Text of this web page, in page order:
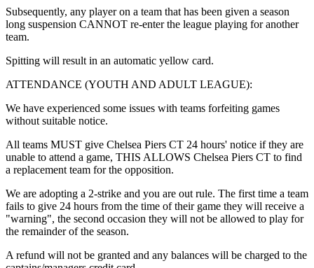
Subsequently, any player on a team that has been given a season
long suspension CANNOT re-enter the league playing for another
team.​​​​‌ ‍ ​‍​‍‌‍ ‌ ​‍‌‍‍‌‌‍‌ ‌‍‍‌‌‍ ‍​‍​‍​ ‍‍​‍​‍‌ ​ ‌‍​‌‌‍ ‍‌‍‍‌‌ ‌​‌ ‍‌​‍ ‍‌‍‍‌‌‍ ​‍​‍​‍ ​​‍​‍‌‍‍​‌ ​‍‌‍‌‌‌‍‌‍​‍​‍​ ‍‍​‍​‍‌‍‍​‌ ‌​‌ ‌​‌ ​​‌ ​ ​ ‍‍​‍ ​‍ ‌‍​ ‌‍‍​‌‍‌‌‌‍ ​‌ ​ ‌‍‌‌‌‍​‌‌ ​​‌‍‍‌‌‍‌‌‌ ​‍‌ ​ ​‍ ‍‌ ​ ‌‍​‌‌‍ ‍‌‍‍‌‌ ‌​‌ ‍‌​‍ ‍‌ ​ ‌ ‌​‌ ‌‌‌‍‌​‌‍‍‌‌‍ ​‍ ‌‍‍‌‌‍ ‍‌ ‌​‌‍‌‌‌‍ ‍‌ ‌​​‍ ‌‍‌‌‌‍‌​‌‍‍‌‌ ‌​​‍ ‌‍ ‌‌‍ ‌‍‌​‌‍‌‌​ ‌‌ ​​‌ ​‍‌‍‌‌‌ ​ ‌‍‌‌‌‍ ‍‌ ‌​‌‍​‌‌ ‌​‌‍‍‌‌‍ ‌‍ ‍​ ‍ ‌‍‍‌‌‍‌​​ ‌‌‍​‍​ ‌‌​ ‍​​ ‍‌​ ​‌​ ‍​‌‍‌‍​ ‍​​‍ ‌‌‍​‌‌‍​ ​ ‍​​ ‌​​‍ ‌​ ‌​​ ‌ ‌‍​‍​ ​‌​‍ ‌​ ‍​​ ​​​ ‌‌‌‍‌​​‍ ‌​ ​​​ ‌ ​ ​‌‌‍‌‍​ ​‌​ ‌‌​ ‍​​ ‍‌​ ‍​​ ‌‌​ ‌‌​ ​​​ ‍ ‌ ‌​‌ ‍‌‌ ​​‌‍‌‌​ ‌‌‍‌‍‌‍​‌‌ ​‌​ ‍ ‌ ​​‌‍​‌‌ ‌​‌‍‍​​ ‌‌ ​‍‌‍‍‌‌‍​ ‌‍‍​‌‌‌​‌‍‌‌‌ ‍​‌ ‌​​‍‌‌​ ‌‌‌​​‍‌‌ ‌‍‍ ‌‍‌‌‌ ‍‌​‍‌‌​ ​ ‌​‌​​‍‌‌​ ​ ‌​‌​​‍‌‌​ ​‍​ ​‍​ ‌ ​ ​‍​ ​ ‌‍​‌​ ‌‌​ ​​‌‍‌​‌‍‌​‌‍‌‌‌‍‌‌​ ​ ‌‍‌​​‍‌‌​ ​‍​ ​‍​‍‌‌​ ‌‌‌​‌​​‍ ‍‌‍​ ‌‍‍​‌‍‍‌‌‍ ​‌‍‌​‌ ​‍‌‍‌‌‌‍ ‍​‍‌‌​ ‌‌‌​​‍‌‌ ‌‍‍ ‌‍‌‌‌ ‍‌​‍‌‌​ ​ ‌​‌​​‍‌‌​ ​ ‌​‌​​‍‌‌​ ​‍​ ​‍‌‍​ ​ ‌ ​ ‍‌​ ‌‍‌‍​ ​ ​ ​ ‌ ​ ‌‍​ ‍‌​ ‌​‌‍​ ‌‍‌​​‍‌‌​ ​‍​ ​‍​‍‌‌​ ‌‌‌​‌​​‍ ‍‌ ‌​‌‍‌‌‌ ‍​‌ ‌​​ ‌‍​‍‌‍​‌‌ ​ ‌‍‌‌‌‌‌‌‌ ​‍‌‍ ​​ ‌‌‍‍​‌ ‌​‌ ‌​‌ ​​‌ ​ ​‍‌‌​ ​ ‌​​‌​‍‌‌​ ​‍‌​‌‍​‍‌‌​ ​‍‌​‌‍‌‍​ ‌‍‍​‌‍‌‌‌‍ ​‌ ​ ‌‍‌‌‌‍​‌‌ ​​‌‍‍‌‌‍‌‌‌ ​‍‌ ​ ​‍ ‍‌ ​ ‌‍​‌‌‍ ‍‌‍‍‌‌ ‌​‌ ‍‌​‍ ‍‌ ​ ‌ ‌​‌ ‌‌‌‍‌​‌‍‍‌‌‍ ​‍‌‍‌‍‍‌‌‍‌​​ ‌‌‍​‍​ ‌‌​ ‍​​ ‍‌​ ​‌​ ‍​‌‍‌‍​ ‍​​‍ ‌‌‍​‌‌‍​ ​ ‍​​ ‌​​‍ ‌​ ‌​​ ‌ ‌‍​‍​ ​‌​‍ ‌​ ‍​​ ​​​ ‌‌‌‍‌​​‍ ‌​ ​​​ ‌ ​ ​‌‌‍‌‍​ ​‌​ ‌‌​ ‍​​ ‍‌​ ‍​​ ‌‌​ ‌‌​ ​​​‍‌‍‌ ‌​‌ ‍‌‌ ​​‌‍‌‌​ ‌‌‍‌‍‌‍​‌‌ ​‌​‍‌‍‌ ​​‌‍​‌‌ ‌​‌‍‍​​ ‌‌ ​‍‌‍‍‌‌‍​ ‌‍‍​‌‌‌​‌‍‌‌‌ ‍​‌ ‌​​‍‌‌​ ‌‌‌​​‍‌‌ ‌‍‍ ‌‍‌‌‌ ‍‌​‍‌‌​ ​ ‌​‌​​‍‌‌​ ​ ‌​‌​​‍‌‌​ ​‍​ ​‍​ ‌ ​ ​‍​ ​ ‌‍​‌​ ‌‌​ ​​‌‍‌​‌‍‌​‌‍‌‌‌‍‌‌​ ​ ‌‍‌​​‍‌‌​ ​‍​ ​‍​‍‌‌​ ‌‌‌​‌​​‍ ‍‌‍​ ‌‍‍​‌‍‍‌‌‍ ​‌‍‌​‌ ​‍‌‍‌‌‌‍ ‍​‍‌‌​ ‌‌‌​​‍‌‌ ‌‍‍ ‌‍‌‌‌ ‍‌​‍‌‌​ ​ ‌​‌​​‍‌‌​ ​ ‌​‌​​‍‌‌​ ​‍​ ​‍‌‍​ ​ ‌ ​ ‍‌​ ‌‍‌‍​ ​ ​ ​ ‌ ​ ‌‍​ ‍‌​ ‌​‌‍​ ‌‍‌​​‍‌‌​ ​‍​ ​‍​‍‌‌​ ‌‌‌​‌​​‍ ‍‌ ‌​‌‍‌‌‌ ‍​‌ ‌​​‍‌‍‌ ​​‌‍‌‌‌ ​‍‌ ​ ‌ ​​‌‍‌‌‌‍​ ‌ ‌​‌‍‍‌‌ ‌‍‌‍‌‌​ ‌‌ ​​‌ ‌‌‌‍​‍‌‍ ​‌‍‍‌‌ ​ ‌‍‍​‌‍‌‌‌‍‌​​‍​‍‌ ‌
Spitting will result in an automatic yellow card.​​​​‌ ‍ ​‍​‍‌‍ ‌ ​‍‌‍‍‌‌‍‌ ‌‍‍‌‌‍ ‍​‍​‍​ ‍‍​‍​‍‌ ​ ‌‍​‌‌‍ ‍‌‍‍‌‌ ‌​‌ ‍‌​‍ ‍‌‍‍‌‌‍ ​‍​‍​‍ ​​‍​‍‌‍‍​‌ ​‍‌‍‌‌‌‍‌‍​‍​‍​ ‍‍​‍​‍‌‍‍​‌ ‌​‌ ‌​‌ ​​‌ ​ ​ ‍‍​‍ ​‍ ‌‍​ ‌‍‍​‌‍‌‌‌‍ ​‌ ​ ‌‍‌‌‌‍​‌‌ ​​‌‍‍‌‌‍‌‌‌ ​‍‌ ​ ​‍ ‍‌ ​ ‌‍​‌‌‍ ‍‌‍‍‌‌ ‌​‌ ‍‌​‍ ‍‌ ​ ‌ ‌​‌ ‌‌‌‍‌​‌‍‍‌‌‍ ​‍ ‌‍‍‌‌‍ ‍‌ ‌​‌‍‌‌‌‍ ‍‌ ‌​​‍ ‌‍‌‌‌‍‌​‌‍‍‌‌ ‌​​‍ ‌‍ ‌‌‍ ‌‍‌​‌‍‌‌​ ‌‌ ​​‌ ​‍‌‍‌‌‌ ​ ‌‍‌‌‌‍ ‍‌ ‌​‌‍​‌‌ ‌​‌‍‍‌‌‍ ‌‍ ‍​ ‍ ‌‍‍‌‌‍‌​​ ‌‌‍​‍​ ‌‌​ ‍​​ ‍‌​ ​‌​ ‍​‌‍‌‍​ ‍​​‍ ‌‌‍​‌‌‍​ ​ ‍​​ ‌​​‍ ‌​ ‌​​ ‌ ‌‍​‍​ ​‌​‍ ‌​ ‍​​ ​​​ ‌‌‌‍‌​​‍ ‌​ ​​​ ‌ ​ ​‌‌‍‌‍​ ​‌​ ‌‌​ ‍​​ ‍‌​ ‍​​ ‌‌​ ‌‌​ ​​​ ‍ ‌ ‌​‌ ‍‌‌ ​​‌‍‌‌​ ‌‌‍‌‍‌‍​‌‌ ​‌​ ‍ ‌ ​​‌‍​‌‌ ‌​‌‍‍​​ ‌‌ ​‍‌‍‍‌‌‍​ ‌‍‍​‌‌‌​‌‍‌‌‌ ‍​‌ ‌​​‍‌‌​ ‌‌‌​​‍‌‌ ‌‍‍ ‌‍‌‌‌ ‍‌​‍‌‌​ ​ ‌​‌​​‍‌‌​ ​ ‌​‌​​‍‌‌​ ​‍​ ​‍​ ‌‌​ ​​‌‍‌‌​ ​ ‌‍‌​​ ‌​​ ​​‌‍‌‌‌‍​ ‌‍​‌​ ​ ​ ​‍​‍‌‌​ ​‍​ ​‍​‍‌‌​ ‌‌‌​‌​​‍ ‍‌‍​ ‌‍‍​‌‍‍‌‌‍ ​‌‍‌​‌ ​‍‌‍‌‌‌‍ ‍​‍‌‌​ ‌‌‌​​‍‌‌ ‌‍‍ ‌‍‌‌‌ ‍‌​‍‌‌​ ​ ‌​‌​​‍‌‌​ ​ ‌​‌​​‍‌‌​ ​‍​ ​‍‌‍‌‍​ ‍‌‌‍​‌​ ‌ ​ ‍‌​ ‌ ‌‍‌‌‌‍‌​​ ‌‌‌‍​‍‌‍​‍​ ​​​‍‌‌​ ​‍​ ​‍​‍‌‌​ ‌‌‌​‌​​‍ ‍‌ ‌​‌‍‌‌‌ ‍​‌ ‌​​ ‌‍​‍‌‍​‌‌ ​ ‌‍‌‌‌‌‌‌‌ ​‍‌‍ ​​ ‌‌‍‍​‌ ‌​‌ ‌​‌ ​​‌ ​ ​‍‌‌​ ​ ‌​​‌​‍‌‌​ ​‍‌​‌‍​‍‌‌​ ​‍‌​‌‍‌‍​ ‌‍‍​‌‍‌‌‌‍ ​‌ ​ ‌‍‌‌‌‍​‌‌ ​​‌‍‍‌‌‍‌‌‌ ​‍‌ ​ ​‍ ‍‌ ​ ‌‍​‌‌‍ ‍‌‍‍‌‌ ‌​‌ ‍‌​‍ ‍‌ ​ ‌ ‌​‌ ‌‌‌‍‌​‌‍‍‌‌‍ ​‍‌‍‌‍‍‌‌‍‌​​ ‌‌‍​‍​ ‌‌​ ‍​​ ‍‌​ ​‌​ ‍​‌‍‌‍​ ‍​​‍ ‌‌‍​‌‌‍​ ​ ‍​​ ‌​​‍ ‌​ ‌​​ ‌ ‌‍​‍​ ​‌​‍ ‌​ ‍​​ ​​​ ‌‌‌‍‌​​‍ ‌​ ​​​ ‌ ​ ​‌‌‍‌‍​ ​‌​ ‌‌​ ‍​​ ‍‌​ ‍​​ ‌‌​ ‌‌​ ​​​‍‌‍‌ ‌​‌ ‍‌‌ ​​‌‍‌‌​ ‌‌‍‌‍‌‍​‌‌ ​‌​‍‌‍‌ ​​‌‍​‌‌ ‌​‌‍‍​​ ‌‌ ​‍‌‍‍‌‌‍​ ‌‍‍​‌‌‌​‌‍‌‌‌ ‍​‌ ‌​​‍‌‌​ ‌‌‌​​‍‌‌ ‌‍‍ ‌‍‌‌‌ ‍‌​‍‌‌​ ​ ‌​‌​​‍‌‌​ ​ ‌​‌​​‍‌‌​ ​‍​ ​‍​ ‌‌​ ​​‌‍‌‌​ ​ ‌‍‌​​ ‌​​ ​​‌‍‌‌‌‍​ ‌‍​‌​ ​ ​ ​‍​‍‌‌​ ​‍​ ​‍​‍‌‌​ ‌‌‌​‌​​‍ ‍‌‍​ ‌‍‍​‌‍‍‌‌‍ ​‌‍‌​‌ ​‍‌‍‌‌‌‍ ‍​‍‌‌​ ‌‌‌​​‍‌‌ ‌‍‍ ‌‍‌‌‌ ‍‌​‍‌‌​ ​ ‌​‌​​‍‌‌​ ​ ‌​‌​​‍‌‌​ ​‍​ ​‍‌‍‌‍​ ‍‌‌‍​‌​ ‌ ​ ‍‌​ ‌ ‌‍‌‌‌‍‌​​ ‌‌‌‍​‍‌‍​‍​ ​​​‍‌‌​ ​‍​ ​‍​‍‌‌​ ‌‌‌​‌​​‍ ‍‌ ‌​‌‍‌‌‌ ‍​‌ ‌​​‍‌‍‌ ​​‌‍‌‌‌ ​‍‌ ​ ‌ ​​‌‍‌‌‌‍​ ‌ ‌​‌‍‍‌‌ ‌‍‌‍‌‌​ ‌‌ ​​‌ ‌‌‌‍​‍‌‍ ​‌‍‍‌‌ ​ ‌‍‍​‌‍‌‌‌‍‌​​‍​‍‌ ‌
ATTENDANCE (YOUTH AND ADULT LEAGUE):​​​​‌ ‍ ​‍​‍‌‍ ‌ ​‍‌‍‍‌‌‍‌ ‌‍‍‌‌‍ ‍​‍​‍​ ‍‍​‍​‍‌ ​ ‌‍​‌‌‍ ‍‌‍‍‌‌ ‌​‌ ‍‌​‍ ‍‌‍‍‌‌‍ ​‍​‍​‍ ​​‍​‍‌‍‍​‌ ​‍‌‍‌‌‌‍‌‍​‍​‍​ ‍‍​‍​‍‌‍‍​‌ ‌​‌ ‌​‌ ​​‌ ​ ​ ‍‍​‍ ​‍ ‌‍​ ‌‍‍​‌‍‌‌‌‍ ​‌ ​ ‌‍‌‌‌‍​‌‌ ​​‌‍‍‌‌‍‌‌‌ ​‍‌ ​ ​‍ ‍‌ ​ ‌‍​‌‌‍ ‍‌‍‍‌‌ ‌​‌ ‍‌​‍ ‍‌ ​ ‌ ‌​‌ ‌‌‌‍‌​‌‍‍‌‌‍ ​‍ ‌‍‍‌‌‍ ‍‌ ‌​‌‍‌‌‌‍ ‍‌ ‌​​‍ ‌‍‌‌‌‍‌​‌‍‍‌‌ ‌​​‍ ‌‍ ‌‌‍ ‌‍‌​‌‍‌‌​ ‌‌ ​​‌ ​‍‌‍‌‌‌ ​ ‌‍‌‌‌‍ ‍‌ ‌​‌‍​‌‌ ‌​‌‍‍‌‌‍ ‌‍ ‍​ ‍ ‌‍‍‌‌‍‌​​ ‌‌‍​‍​ ‌‌​ ‍​​ ‍‌​ ​‌​ ‍​‌‍‌‍​ ‍​​‍ ‌‌‍​‌‌‍​ ​ ‍​​ ‌​​‍ ‌​ ‌​​ ‌ ‌‍​‍​ ​‌​‍ ‌​ ‍​​ ​​​ ‌‌‌‍‌​​‍ ‌​ ​​​ ‌ ​ ​‌‌‍‌‍​ ​‌​ ‌‌​ ‍​​ ‍‌​ ‍​​ ‌‌​ ‌‌​ ​​​ ‍ ‌ ‌​‌ ‍‌‌ ​​‌‍‌‌​ ‌‌‍‌‍‌‍​‌‌ ​‌​ ‍ ‌ ​​‌‍​‌‌ ‌​‌‍‍​​ ‌‌ ​‍‌‍‍‌‌‍​ ‌‍‍​‌‌‌​‌‍‌‌‌ ‍​‌ ‌​​‍‌‌​ ‌‌‌​​‍‌‌ ‌‍‍ ‌‍‌‌‌ ‍‌​‍‌‌​ ​ ‌​‌​​‍‌‌​ ​ ‌​‌​​‍‌‌​ ​‍​ ​‍​ ‌‌​ ​‍​ ‍‌‌‍​‌​ ​‌​ ‌‍‌‍‌​​ ‌ ​ ​‌​ ‍‌​ ​‌‌‍‌‍​‍‌‌​ ​‍​ ​‍​‍‌‌​ ‌‌‌​‌​​‍ ‍‌‍​ ‌‍‍​‌‍‍‌‌‍ ​‌‍‌​‌ ​‍‌‍‌‌‌‍ ‍​‍‌‌​ ‌‌‌​​‍‌‌ ‌‍‍ ‌‍‌‌‌ ‍‌​‍‌‌​ ​ ‌​‌​​‍‌‌​ ​ ‌​‌​​‍‌‌​ ​‍​ ​‍​ ‌​​ ​‍​ ‌​​ ‍​‌‍​‍​ ‌‍​ ‍‌‌‍​‌​ ​‍​ ​ ‌‍​ ‌‍‌‌​‍‌‌​ ​‍​ ​‍​‍‌‌​ ‌‌‌​‌​​‍ ‍‌ ‌​‌‍‌‌‌ ‍​‌ ‌​​ ‌‍​‍‌‍​‌‌ ​ ‌‍‌‌‌‌‌‌‌ ​‍‌‍ ​​ ‌‌‍‍​‌ ‌​‌ ‌​‌ ​​‌ ​ ​‍‌‌​ ​ ‌​​‌​‍‌‌​ ​‍‌​‌‍​‍‌‌​ ​‍‌​‌‍‌‍​ ‌‍‍​‌‍‌‌‌‍ ​‌ ​ ‌‍‌‌‌‍​‌‌ ​​‌‍‍‌‌‍‌‌‌ ​‍‌ ​ ​‍ ‍‌ ​ ‌‍​‌‌‍ ‍‌‍‍‌‌ ‌​‌ ‍‌​‍ ‍‌ ​ ‌ ‌​‌ ‌‌‌‍‌​‌‍‍‌‌‍ ​‍‌‍‌‍‍‌‌‍‌​​ ‌‌‍​‍​ ‌‌​ ‍​​ ‍‌​ ​‌​ ‍​‌‍‌‍​ ‍​​‍ ‌‌‍​‌‌‍​ ​ ‍​​ ‌​​‍ ‌​ ‌​​ ‌ ‌‍​‍​ ​‌​‍ ‌​ ‍​​ ​​​ ‌‌‌‍‌​​‍ ‌​ ​​​ ‌ ​ ​‌‌‍‌‍​ ​‌​ ‌‌​ ‍​​ ‍‌​ ‍​​ ‌‌​ ‌‌​ ​​​‍‌‍‌ ‌​‌ ‍‌‌ ​​‌‍‌‌​ ‌‌‍‌‍‌‍​‌‌ ​‌​‍‌‍‌ ​​‌‍​‌‌ ‌​‌‍‍​​ ‌‌ ​‍‌‍‍‌‌‍​ ‌‍‍​‌‌‌​‌‍‌‌‌ ‍​‌ ‌​​‍‌‌​ ‌‌‌​​‍‌‌ ‌‍‍ ‌‍‌‌‌ ‍‌​‍‌‌​ ​ ‌​‌​​‍‌‌​ ​ ‌​‌​​‍‌‌​ ​‍​ ​‍​ ‌‌​ ​‍​ ‍‌‌‍​‌​ ​‌​ ‌‍‌‍‌​​ ‌ ​ ​‌​ ‍‌​ ​‌‌‍‌‍​‍‌‌​ ​‍​ ​‍​‍‌‌​ ‌‌‌​‌​​‍ ‍‌‍​ ‌‍‍​‌‍‍‌‌‍ ​‌‍‌​‌ ​‍‌‍‌‌‌‍ ‍​‍‌‌​ ‌‌‌​​‍‌‌ ‌‍‍ ‌‍‌‌‌ ‍‌​‍‌‌​ ​ ‌​‌​​‍‌‌​ ​ ‌​‌​​‍‌‌​ ​‍​ ​‍​ ‌​​ ​‍​ ‌​​ ‍​‌‍​‍​ ‌‍​ ‍‌‌‍​‌​ ​‍​ ​ ‌‍​ ‌‍‌‌​‍‌‌​ ​‍​ ​‍​‍‌‌​ ‌‌‌​‌​​‍ ‍‌ ‌​‌‍‌‌‌ ‍​‌ ‌​​‍‌‍‌ ​​‌‍‌‌‌ ​‍‌ ​ ‌ ​​‌‍‌‌‌‍​ ‌ ‌​‌‍‍‌‌ ‌‍‌‍‌‌​ ‌‌ ​​‌ ‌‌‌‍​‍‌‍ ​‌‍‍‌‌ ​ ‌‍‍​‌‍‌‌‌‍‌​​‍​‍‌ ‌
We have experienced some issues with teams forfeiting games
without suitable notice.​​​​‌ ‍ ​‍​‍‌‍ ‌ ​‍‌‍‍‌‌‍‌ ‌‍‍‌‌‍ ‍​‍​‍​ ‍‍​‍​‍‌ ​ ‌‍​‌‌‍ ‍‌‍‍‌‌ ‌​‌ ‍‌​‍ ‍‌‍‍‌‌‍ ​‍​‍​‍ ​​‍​‍‌‍‍​‌ ​‍‌‍‌‌‌‍‌‍​‍​‍​ ‍‍​‍​‍‌‍‍​‌ ‌​‌ ‌​‌ ​​‌ ​ ​ ‍‍​‍ ​‍ ‌‍​ ‌‍‍​‌‍‌‌‌‍ ​‌ ​ ‌‍‌‌‌‍​‌‌ ​​‌‍‍‌‌‍‌‌‌ ​‍‌ ​ ​‍ ‍‌ ​ ‌‍​‌‌‍ ‍‌‍‍‌‌ ‌​‌ ‍‌​‍ ‍‌ ​ ‌ ‌​‌ ‌‌‌‍‌​‌‍‍‌‌‍ ​‍ ‌‍‍‌‌‍ ‍‌ ‌​‌‍‌‌‌‍ ‍‌ ‌​​‍ ‌‍‌‌‌‍‌​‌‍‍‌‌ ‌​​‍ ‌‍ ‌‌‍ ‌‍‌​‌‍‌‌​ ‌‌ ​​‌ ​‍‌‍‌‌‌ ​ ‌‍‌‌‌‍ ‍‌ ‌​‌‍​‌‌ ‌​‌‍‍‌‌‍ ‌‍ ‍​ ‍ ‌‍‍‌‌‍‌​​ ‌‌‍​‍​ ‌‌​ ‍​​ ‍‌​ ​‌​ ‍​‌‍‌‍​ ‍​​‍ ‌‌‍​‌‌‍​ ​ ‍​​ ‌​​‍ ‌​ ‌​​ ‌ ‌‍​‍​ ​‌​‍ ‌​ ‍​​ ​​​ ‌‌‌‍‌​​‍ ‌​ ​​​ ‌ ​ ​‌‌‍‌‍​ ​‌​ ‌‌​ ‍​​ ‍‌​ ‍​​ ‌‌​ ‌‌​ ​​​ ‍ ‌ ‌​‌ ‍‌‌ ​​‌‍‌‌​ ‌‌‍‌‍‌‍​‌‌ ​‌​ ‍ ‌ ​​‌‍​‌‌ ‌​‌‍‍​​ ‌‌ ​‍‌‍‍‌‌‍​ ‌‍‍​‌‌‌​‌‍‌‌‌ ‍​‌ ‌​​‍‌‌​ ‌‌‌​​‍‌‌ ‌‍‍ ‌‍‌‌‌ ‍‌​‍‌‌​ ​ ‌​‌​​‍‌‌​ ​ ‌​‌​​‍‌‌​ ​‍​ ​‍​ ​ ​ ‌‍‌‍‌​​ ‌‌​ ​‌​ ‍​‌‍​‌​ ​‌​ ​ ‌‍​‌‌‍‌‍​ ​ ​‍‌‌​ ​‍​ ​‍​‍‌‌​ ‌‌‌​‌​​‍ ‍‌‍​ ‌‍‍​‌‍‍‌‌‍ ​‌‍‌​‌ ​‍‌‍‌‌‌‍ ‍​‍‌‌​ ‌‌‌​​‍‌‌ ‌‍‍ ‌‍‌‌‌ ‍‌​‍‌‌​ ​ ‌​‌​​‍‌‌​ ​ ‌​‌​​‍‌‌​ ​‍​ ​‍​ ‍‌‌‍‌‍‌‍‌‍​ ​ ​ ‌ ​ ‌‌​ ‌ ​ ​‍​ ‌ ​ ‌‍​ ​ ​ ​‌​‍‌‌​ ​‍​ ​‍​‍‌‌​ ‌‌‌​‌​​‍ ‍‌ ‌​‌‍‌‌‌ ‍​‌ ‌​​ ‌‍​‍‌‍​‌‌ ​ ‌‍‌‌‌‌‌‌‌ ​‍‌‍ ​​ ‌‌‍‍​‌ ‌​‌ ‌​‌ ​​‌ ​ ​‍‌‌​ ​ ‌​​‌​‍‌‌​ ​‍‌​‌‍​‍‌‌​ ​‍‌​‌‍‌‍​ ‌‍‍​‌‍‌‌‌‍ ​‌ ​ ‌‍‌‌‌‍​‌‌ ​​‌‍‍‌‌‍‌‌‌ ​‍‌ ​ ​‍ ‍‌ ​ ‌‍​‌‌‍ ‍‌‍‍‌‌ ‌​‌ ‍‌​‍ ‍‌ ​ ‌ ‌​‌ ‌‌‌‍‌​‌‍‍‌‌‍ ​‍‌‍‌‍‍‌‌‍‌​​ ‌‌‍​‍​ ‌‌​ ‍​​ ‍‌​ ​‌​ ‍​‌‍‌‍​ ‍​​‍ ‌‌‍​‌‌‍​ ​ ‍​​ ‌​​‍ ‌​ ‌​​ ‌ ‌‍​‍​ ​‌​‍ ‌​ ‍​​ ​​​ ‌‌‌‍‌​​‍ ‌​ ​​​ ‌ ​ ​‌‌‍‌‍​ ​‌​ ‌‌​ ‍​​ ‍‌​ ‍​​ ‌‌​ ‌‌​ ​​​‍‌‍‌ ‌​‌ ‍‌‌ ​​‌‍‌‌​ ‌‌‍‌‍‌‍​‌‌ ​‌​‍‌‍‌ ​​‌‍​‌‌ ‌​‌‍‍​​ ‌‌ ​‍‌‍‍‌‌‍​ ‌‍‍​‌‌‌​‌‍‌‌‌ ‍​‌ ‌​​‍‌‌​ ‌‌‌​​‍‌‌ ‌‍‍ ‌‍‌‌‌ ‍‌​‍‌‌​ ​ ‌​‌​​‍‌‌​ ​ ‌​‌​​‍‌‌​ ​‍​ ​‍​ ​ ​ ‌‍‌‍‌​​ ‌‌​ ​‌​ ‍​‌‍​‌​ ​‌​ ​ ‌‍​‌‌‍‌‍​ ​ ​‍‌‌​ ​‍​ ​‍​‍‌‌​ ‌‌‌​‌​​‍ ‍‌‍​ ‌‍‍​‌‍‍‌‌‍ ​‌‍‌​‌ ​‍‌‍‌‌‌‍ ‍​‍‌‌​ ‌‌‌​​‍‌‌ ‌‍‍ ‌‍‌‌‌ ‍‌​‍‌‌​ ​ ‌​‌​​‍‌‌​ ​ ‌​‌​​‍‌‌​ ​‍​ ​‍​ ‍‌‌‍‌‍‌‍‌‍​ ​ ​ ‌ ​ ‌‌​ ‌ ​ ​‍​ ‌ ​ ‌‍​ ​ ​ ​‌​‍‌‌​ ​‍​ ​‍​‍‌‌​ ‌‌‌​‌​​‍ ‍‌ ‌​‌‍‌‌‌ ‍​‌ ‌​​‍‌‍‌ ​​‌‍‌‌‌ ​‍‌ ​ ‌ ​​‌‍‌‌‌‍​ ‌ ‌​‌‍‍‌‌ ‌‍‌‍‌‌​ ‌‌ ​​‌ ‌‌‌‍​‍‌‍ ​‌‍‍‌‌ ​ ‌‍‍​‌‍‌‌‌‍‌​​‍​‍‌ ‌
All teams MUST give Chelsea Piers CT 24 hours' notice if they are
unable to attend a game, THIS ALLOWS Chelsea Piers CT to find
a replacement team for the opposition.​​​​‌ ‍ ​‍​‍‌‍ ‌ ​‍‌‍‍‌‌‍‌ ‌‍‍‌‌‍ ‍​‍​‍​ ‍‍​‍​‍‌ ​ ‌‍​‌‌‍ ‍‌‍‍‌‌ ‌​‌ ‍‌​‍ ‍‌‍‍‌‌‍ ​‍​‍​‍ ​​‍​‍‌‍‍​‌ ​‍‌‍‌‌‌‍‌‍​‍​‍​ ‍‍​‍​‍‌‍‍​‌ ‌​‌ ‌​‌ ​​‌ ​ ​ ‍‍​‍ ​‍ ‌‍​ ‌‍‍​‌‍‌‌‌‍ ​‌ ​ ‌‍‌‌‌‍​‌‌ ​​‌‍‍‌‌‍‌‌‌ ​‍‌ ​ ​‍ ‍‌ ​ ‌‍​‌‌‍ ‍‌‍‍‌‌ ‌​‌ ‍‌​‍ ‍‌ ​ ‌ ‌​‌ ‌‌‌‍‌​‌‍‍‌‌‍ ​‍ ‌‍‍‌‌‍ ‍‌ ‌​‌‍‌‌‌‍ ‍‌ ‌​​‍ ‌‍‌‌‌‍‌​‌‍‍‌‌ ‌​​‍ ‌‍ ‌‌‍ ‌‍‌​‌‍‌‌​ ‌‌ ​​‌ ​‍‌‍‌‌‌ ​ ‌‍‌‌‌‍ ‍‌ ‌​‌‍​‌‌ ‌​‌‍‍‌‌‍ ‌‍ ‍​ ‍ ‌‍‍‌‌‍‌​​ ‌‌‍​‍​ ‌‌​ ‍​​ ‍‌​ ​‌​ ‍​‌‍‌‍​ ‍​​‍ ‌‌‍​‌‌‍​ ​ ‍​​ ‌​​‍ ‌​ ‌​​ ‌ ‌‍​‍​ ​‌​‍ ‌​ ‍​​ ​​​ ‌‌‌‍‌​​‍ ‌​ ​​​ ‌ ​ ​‌‌‍‌‍​ ​‌​ ‌‌​ ‍​​ ‍‌​ ‍​​ ‌‌​ ‌‌​ ​​​ ‍ ‌ ‌​‌ ‍‌‌ ​​‌‍‌‌​ ‌‌‍‌‍‌‍​‌‌ ​‌​ ‍ ‌ ​​‌‍​‌‌ ‌​‌‍‍​​ ‌‌ ​‍‌‍‍‌‌‍​ ‌‍‍​‌‌‌​‌‍‌‌‌ ‍​‌ ‌​​‍‌‌​ ‌‌‌​​‍‌‌ ‌‍‍ ‌‍‌‌‌ ‍‌​‍‌‌​ ​ ‌​‌​​‍‌‌​ ​ ‌​‌​​‍‌‌​ ​‍​ ​‍​ ‌‍​ ​ ​ ‌​​ ‍‌‌‍​‍‌‍‌‍‌‍‌​​ ‍​​ ‌‌​ ‌‍‌‍​‍​ ‍‌​‍‌‌​ ​‍​ ​‍​‍‌‌​ ‌‌‌​‌​​‍ ‍‌‍​ ‌‍‍​‌‍‍‌‌‍ ​‌‍‌​‌ ​‍‌‍‌‌‌‍ ‍​‍‌‌​ ‌‌‌​​‍‌‌ ‌‍‍ ‌‍‌‌‌ ‍‌​‍‌‌​ ​ ‌​‌​​‍‌‌​ ​ ‌​‌​​‍‌‌​ ​‍​ ​‍‌‍‌‌​ ‍​​ ‌‍​ ​‍​ ‌‍​ ​ ‌‍​ ​ ‌‌​ ​‌​ ​​‌‍‌‌​ ‌‌​‍‌‌​ ​‍​ ​‍​‍‌‌​ ‌‌‌​‌​​‍ ‍‌ ‌​‌‍‌‌‌ ‍​‌ ‌​​ ‌‍​‍‌‍​‌‌ ​ ‌‍‌‌‌‌‌‌‌ ​‍‌‍ ​​ ‌‌‍‍​‌ ‌​‌ ‌​‌ ​​‌ ​ ​‍‌‌​ ​ ‌​​‌​‍‌‌​ ​‍‌​‌‍​‍‌‌​ ​‍‌​‌‍‌‍​ ‌‍‍​‌‍‌‌‌‍ ​‌ ​ ‌‍‌‌‌‍​‌‌ ​​‌‍‍‌‌‍‌‌‌ ​‍‌ ​ ​‍ ‍‌ ​ ‌‍​‌‌‍ ‍‌‍‍‌‌ ‌​‌ ‍‌​‍ ‍‌ ​ ‌ ‌​‌ ‌‌‌‍‌​‌‍‍‌‌‍ ​‍‌‍‌‍‍‌‌‍‌​​ ‌‌‍​‍​ ‌‌​ ‍​​ ‍‌​ ​‌​ ‍​‌‍‌‍​ ‍​​‍ ‌‌‍​‌‌‍​ ​ ‍​​ ‌​​‍ ‌​ ‌​​ ‌ ‌‍​‍​ ​‌​‍ ‌​ ‍​​ ​​​ ‌‌‌‍‌​​‍ ‌​ ​​​ ‌ ​ ​‌‌‍‌‍​ ​‌​ ‌‌​ ‍​​ ‍‌​ ‍​​ ‌‌​ ‌‌​ ​​​‍‌‍‌ ‌​‌ ‍‌‌ ​​‌‍‌‌​ ‌‌‍‌‍‌‍​‌‌ ​‌​‍‌‍‌ ​​‌‍​‌‌ ‌​‌‍‍​​ ‌‌ ​‍‌‍‍‌‌‍​ ‌‍‍​‌‌‌​‌‍‌‌‌ ‍​‌ ‌​​‍‌‌​ ‌‌‌​​‍‌‌ ‌‍‍ ‌‍‌‌‌ ‍‌​‍‌‌​ ​ ‌​‌​​‍‌‌​ ​ ‌​‌​​‍‌‌​ ​‍​ ​‍​ ‌‍​ ​ ​ ‌​​ ‍‌‌‍​‍‌‍‌‍‌‍‌​​ ‍​​ ‌‌​ ‌‍‌‍​‍​ ‍‌​‍‌‌​ ​‍​ ​‍​‍‌‌​ ‌‌‌​‌​​‍ ‍‌‍​ ‌‍‍​‌‍‍‌‌‍ ​‌‍‌​‌ ​‍‌‍‌‌‌‍ ‍​‍‌‌​ ‌‌‌​​‍‌‌ ‌‍‍ ‌‍‌‌‌ ‍‌​‍‌‌​ ​ ‌​‌​​‍‌‌​ ​ ‌​‌​​‍‌‌​ ​‍​ ​‍‌‍‌‌​ ‍​​ ‌‍​ ​‍​ ‌‍​ ​ ‌‍​ ​ ‌‌​ ​‌​ ​​‌‍‌‌​ ‌‌​‍‌‌​ ​‍​ ​‍​‍‌‌​ ‌‌‌​‌​​‍ ‍‌ ‌​‌‍‌‌‌ ‍​‌ ‌​​‍‌‍‌ ​​‌‍‌‌‌ ​‍‌ ​ ‌ ​​‌‍‌‌‌‍​ ‌ ‌​‌‍‍‌‌ ‌‍‌‍‌‌​ ‌‌ ​​‌ ‌‌‌‍​‍‌‍ ​‌‍‍‌‌ ​ ‌‍‍​‌‍‌‌‌‍‌​​‍​‍‌ ‌
We are adopting a 2-strike and you are out rule. The first time a team
fails to give 24 hours from the time of their game they will receive a
"warning", the second occasion they will not be allowed to play for
the remainder of the season.​​​​‌ ‍ ​‍​‍‌‍ ‌ ​‍‌‍‍‌‌‍‌ ‌‍‍‌‌‍ ‍​‍​‍​ ‍‍​‍​‍‌ ​ ‌‍​‌‌‍ ‍‌‍‍‌‌ ‌​‌ ‍‌​‍ ‍‌‍‍‌‌‍ ​‍​‍​‍ ​​‍​‍‌‍‍​‌ ​‍‌‍‌‌‌‍‌‍​‍​‍​ ‍‍​‍​‍‌‍‍​‌ ‌​‌ ‌​‌ ​​‌ ​ ​ ‍‍​‍ ​‍ ‌‍​ ‌‍‍​‌‍‌‌‌‍ ​‌ ​ ‌‍‌‌‌‍​‌‌ ​​‌‍‍‌‌‍‌‌‌ ​‍‌ ​ ​‍ ‍‌ ​ ‌‍​‌‌‍ ‍‌‍‍‌‌ ‌​‌ ‍‌​‍ ‍‌ ​ ‌ ‌​‌ ‌‌‌‍‌​‌‍‍‌‌‍ ​‍ ‌‍‍‌‌‍ ‍‌ ‌​‌‍‌‌‌‍ ‍‌ ‌​​‍ ‌‍‌‌‌‍‌​‌‍‍‌‌ ‌​​‍ ‌‍ ‌‌‍ ‌‍‌​‌‍‌‌​ ‌‌ ​​‌ ​‍‌‍‌‌‌ ​ ‌‍‌‌‌‍ ‍‌ ‌​‌‍​‌‌ ‌​‌‍‍‌‌‍ ‌‍ ‍​ ‍ ‌‍‍‌‌‍‌​​ ‌‌‍​‍​ ‌‌​ ‍​​ ‍‌​ ​‌​ ‍​‌‍‌‍​ ‍​​‍ ‌‌‍​‌‌‍​ ​ ‍​​ ‌​​‍ ‌​ ‌​​ ‌ ‌‍​‍​ ​‌​‍ ‌​ ‍​​ ​​​ ‌‌‌‍‌​​‍ ‌​ ​​​ ‌ ​ ​‌‌‍‌‍​ ​‌​ ‌‌​ ‍​​ ‍‌​ ‍​​ ‌‌​ ‌‌​ ​​​ ‍ ‌ ‌​‌ ‍‌‌ ​​‌‍‌‌​ ‌‌‍‌‍‌‍​‌‌ ​‌​ ‍ ‌ ​​‌‍​‌‌ ‌​‌‍‍​​ ‌‌ ​‍‌‍‍‌‌‍​ ‌‍‍​‌‌‌​‌‍‌‌‌ ‍​‌ ‌​​‍‌‌​ ‌‌‌​​‍‌‌ ‌‍‍ ‌‍‌‌‌ ‍‌​‍‌‌​ ​ ‌​‌​​‍‌‌​ ​ ‌​‌​​‍‌‌​ ​‍​ ​‍‌‍​‌‌‍​‌​ ‌​​ ​​‌‍‌‌​ ‍‌​ ​​​ ‍‌​ ​​​ ‌​​ ‌‌​ ​​​‍‌‌​ ​‍​ ​‍​‍‌‌​ ‌‌‌​‌​​‍ ‍‌‍​ ‌‍‍​‌‍‍‌‌‍ ​‌‍‌​‌ ​‍‌‍‌‌‌‍ ‍​‍‌‌​ ‌‌‌​​‍‌‌ ‌‍‍ ‌‍‌‌‌ ‍‌​‍‌‌​ ​ ‌​‌​​‍‌‌​ ​ ‌​‌​​‍‌‌​ ​‍​ ​‍​ ‌‌​ ​‌​ ‍‌​ ​​​ ‌‍​ ‌‌​ ​ ​ ‌​​ ​​​ ‍‌‌‍‌​‌‍​‌​‍‌‌​ ​‍​ ​‍​‍‌‌​ ‌‌‌​‌​​‍ ‍‌ ‌​‌‍‌‌‌ ‍​‌ ‌​​ ‌‍​‍‌‍​‌‌ ​ ‌‍‌‌‌‌‌‌‌ ​‍‌‍ ​​ ‌‌‍‍​‌ ‌​‌ ‌​‌ ​​‌ ​ ​‍‌‌​ ​ ‌​​‌​‍‌‌​ ​‍‌​‌‍​‍‌‌​ ​‍‌​‌‍‌‍​ ‌‍‍​‌‍‌‌‌‍ ​‌ ​ ‌‍‌‌‌‍​‌‌ ​​‌‍‍‌‌‍‌‌‌ ​‍‌ ​ ​‍ ‍‌ ​ ‌‍​‌‌‍ ‍‌‍‍‌‌ ‌​‌ ‍‌​‍ ‍‌ ​ ‌ ‌​‌ ‌‌‌‍‌​‌‍‍‌‌‍ ​‍‌‍‌‍‍‌‌‍‌​​ ‌‌‍​‍​ ‌‌​ ‍​​ ‍‌​ ​‌​ ‍​‌‍‌‍​ ‍​​‍ ‌‌‍​‌‌‍​ ​ ‍​​ ‌​​‍ ‌​ ‌​​ ‌ ‌‍​‍​ ​‌​‍ ‌​ ‍​​ ​​​ ‌‌‌‍‌​​‍ ‌​ ​​​ ‌ ​ ​‌‌‍‌‍​ ​‌​ ‌‌​ ‍​​ ‍‌​ ‍​​ ‌‌​ ‌‌​ ​​​‍‌‍‌ ‌​‌ ‍‌‌ ​​‌‍‌‌​ ‌‌‍‌‍‌‍​‌‌ ​‌​‍‌‍‌ ​​‌‍​‌‌ ‌​‌‍‍​​ ‌‌ ​‍‌‍‍‌‌‍​ ‌‍‍​‌‌‌​‌‍‌‌‌ ‍​‌ ‌​​‍‌‌​ ‌‌‌​​‍‌‌ ‌‍‍ ‌‍‌‌‌ ‍‌​‍‌‌​ ​ ‌​‌​​‍‌‌​ ​ ‌​‌​​‍‌‌​ ​‍​ ​‍‌‍​‌‌‍​‌​ ‌​​ ​​‌‍‌‌​ ‍‌​ ​​​ ‍‌​ ​​​ ‌​​ ‌‌​ ​​​‍‌‌​ ​‍​ ​‍​‍‌‌​ ‌‌‌​‌​​‍ ‍‌‍​ ‌‍‍​‌‍‍‌‌‍ ​‌‍‌​‌ ​‍‌‍‌‌‌‍ ‍​‍‌‌​ ‌‌‌​​‍‌‌ ‌‍‍ ‌‍‌‌‌ ‍‌​‍‌‌​ ​ ‌​‌​​‍‌‌​ ​ ‌​‌​​‍‌‌​ ​‍​ ​‍​ ‌‌​ ​‌​ ‍‌​ ​​​ ‌‍​ ‌‌​ ​ ​ ‌​​ ​​​ ‍‌‌‍‌​‌‍​‌​‍‌‌​ ​‍​ ​‍​‍‌‌​ ‌‌‌​‌​​‍ ‍‌ ‌​‌‍‌‌‌ ‍​‌ ‌​​‍‌‍‌ ​​‌‍‌‌‌ ​‍‌ ​ ‌ ​​‌‍‌‌‌‍​ ‌ ‌​‌‍‍‌‌ ‌‍‌‍‌‌​ ‌‌ ​​‌ ‌‌‌‍​‍‌‍ ​‌‍‍‌‌ ​ ‌‍‍​‌‍‌‌‌‍‌​​‍​‍‌ ‌
A refund will not be granted and any balances will be charged to the